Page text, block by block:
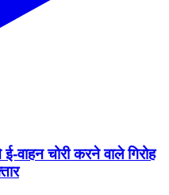
वाहन चोरी करने वाले गिरोह